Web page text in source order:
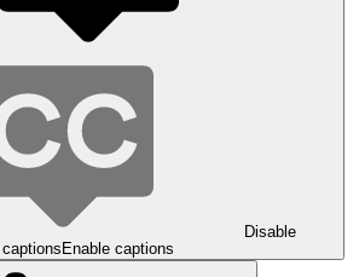
Disable
captions Enable captions